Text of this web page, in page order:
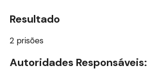
Resultado
2 prisões
Autoridades Responsáveis: